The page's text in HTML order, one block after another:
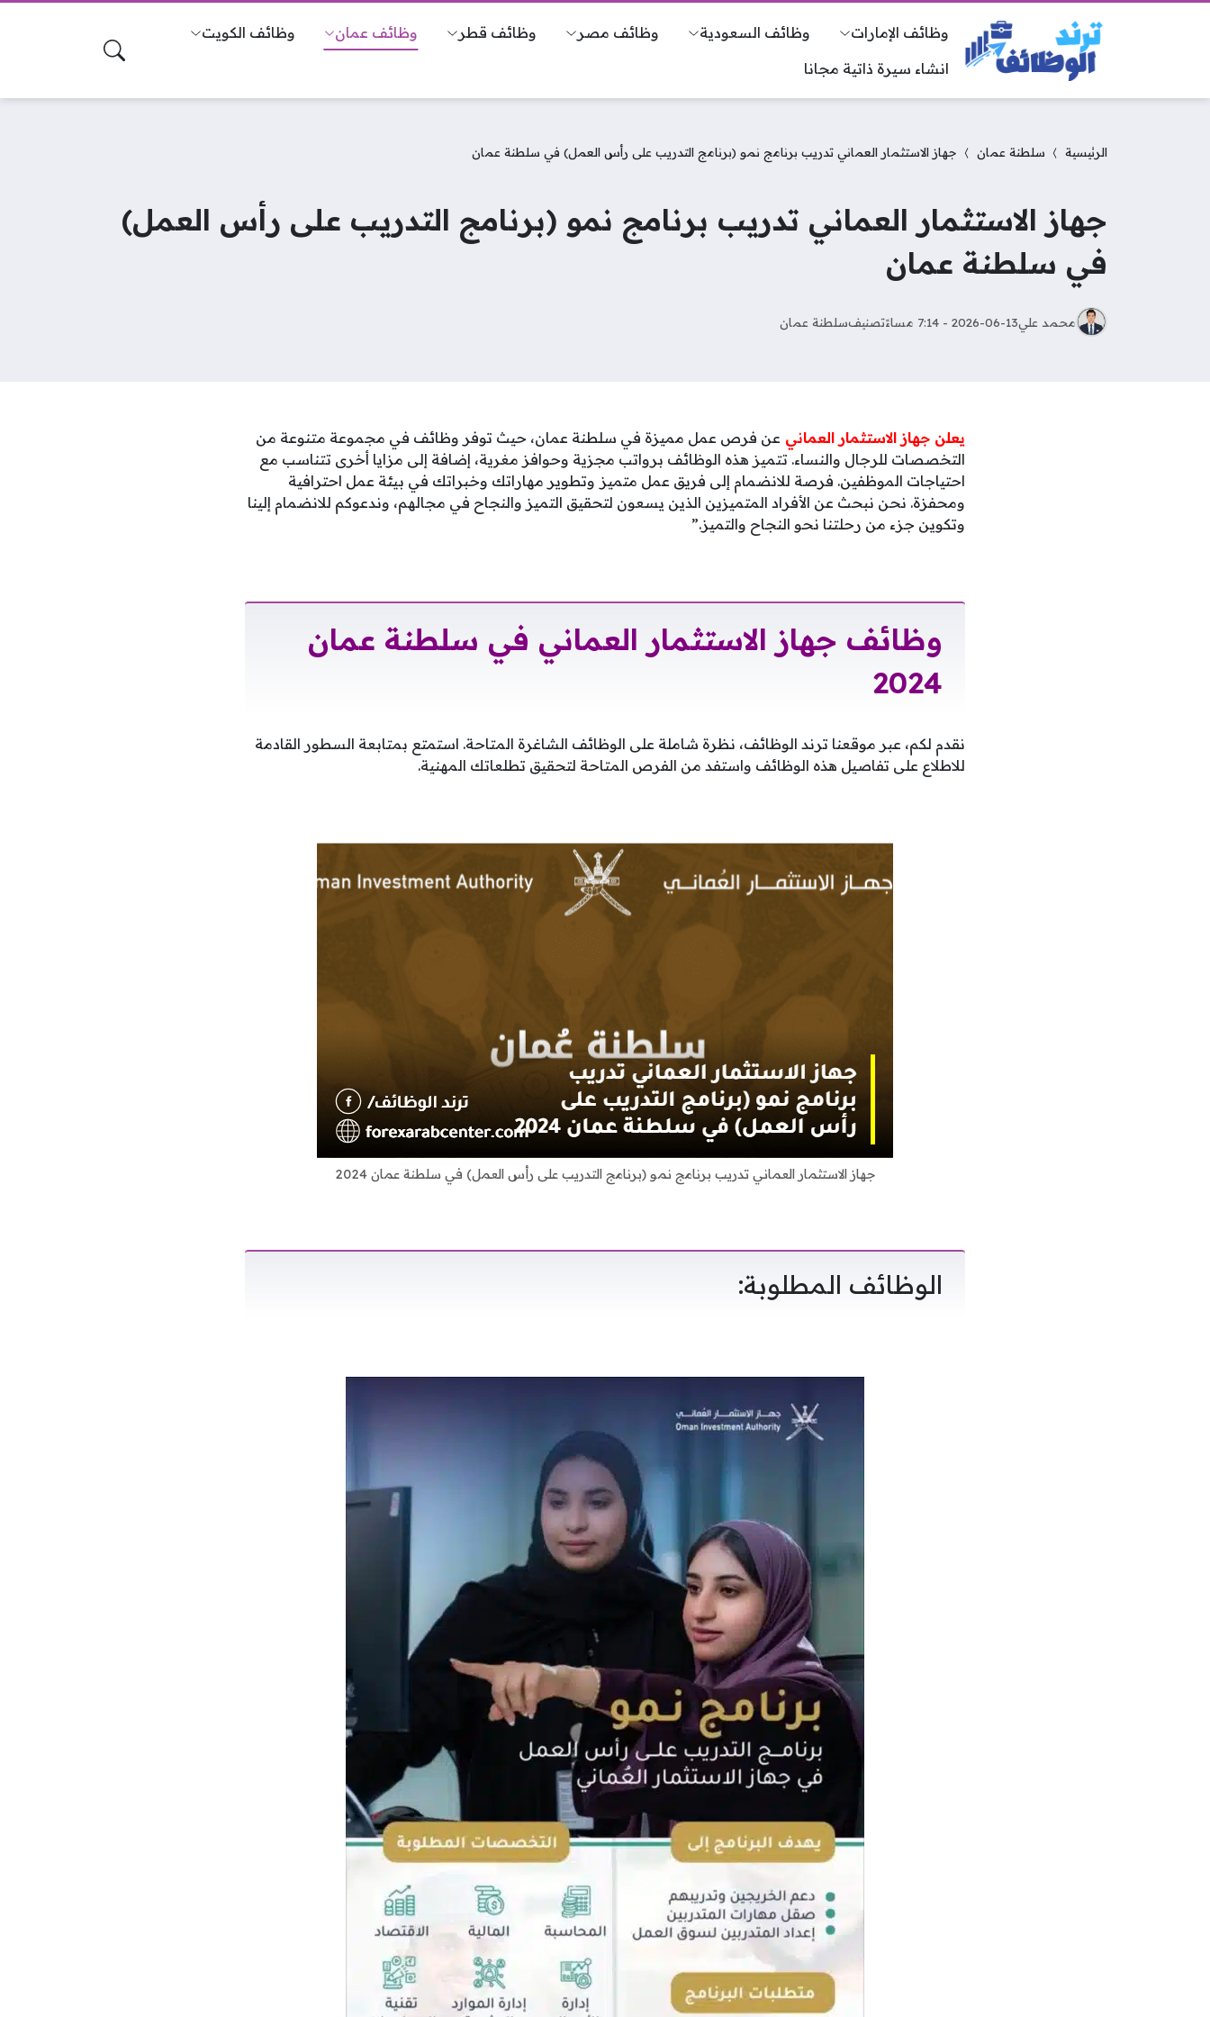
وظائف الإمارات وظائف السعودية وظائف مصر وظائف قطر وظائف عمان
وظائف الكويت
انشاء سيرة ذاتية مجانا
الرئيسية سلطنة عمان جهاز الاستثمار العماني تدريب برنامج نمو (برنامج التدريب على رأس العمل) في سلطنة عمان
جهاز الاستثمار العماني تدريب برنامج نمو (برنامج التدريب على رأس العمل)
في سلطنة عمان
محمد علي2026-06-13 - 7:14 مساءً تصنيفسلطنة عمان
يعلن جهاز الاستثمار العماني عن فرص عمل مميزة في سلطنة عمان، حيث توفر وظائف في مجموعة متنوعة من
التخصصات للرجال والنساء. تتميز هذه الوظائف برواتب مجزية وحوافز مغرية، إضافة إلى مزايا أخرى تتناسب مع
احتياجات الموظفين. فرصة للانضمام إلى فريق عمل متميز وتطوير مهاراتك وخبراتك في بيئة عمل احترافية
ومحفزة. نحن نبحث عن الأفراد المتميزين الذين يسعون لتحقيق التميز والنجاح في مجالهم، وندعوكم للانضمام إلينا
وتكوين جزء من رحلتنا نحو النجاح والتميز.”
وظائف جهاز الاستثمار العماني في سلطنة عمان
2024
نقدم لكم، عبر موقعنا ترند الوظائف، نظرة شاملة على الوظائف الشاغرة المتاحة. استمتع بمتابعة السطور القادمة
للاطلاع على تفاصيل هذه الوظائف واستفد من الفرص المتاحة لتحقيق تطلعاتك المهنية.
جهاز الاستثمار العماني تدريب برنامج نمو (برنامج التدريب على رأس العمل) في سلطنة عمان 2024
الوظائف المطلوبة: